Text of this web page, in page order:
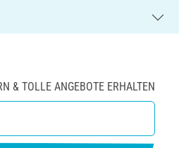
& TOLLE ANGEBOTE ERHALTEN